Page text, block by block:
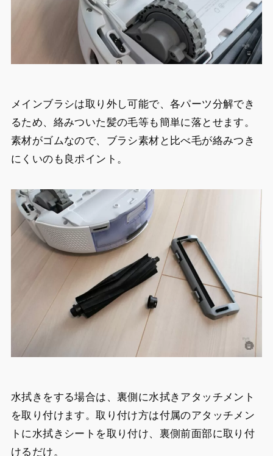
メインブラシは取り外し可能で、各パーツ分解でき
るため、絡みついた髪の毛等も簡単に落とせます。
素材がゴムなので、ブラシ素材と比べ毛が絡みつき
にくいのも良ポイント。
水拭きをする場合は、裏側に水拭きアタッチメント
を取り付けます。取り付け方は付属のアタッチメン
トに水拭きシートを取り付け、裏側前面部に取り付
けるだけ。